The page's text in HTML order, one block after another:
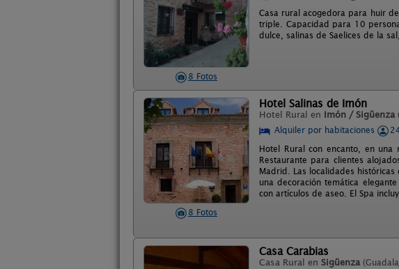
8 Fotos
Casa rural acogedora para huir
triple. Capacidad para 10
dulce, salinas de Saelices de la
8 Fotos
Hotel Salinas de Imón
Hotel Rural en Imón / Sigüenza
Alquiler por habitaciones
Hotel Rural con encanto, en
Restaurante para clientes
Madrid. Las localidades
una decoración temática
con artículos de aseo. El Spa
Casa Carabias
Casa Rural en Sigüenza